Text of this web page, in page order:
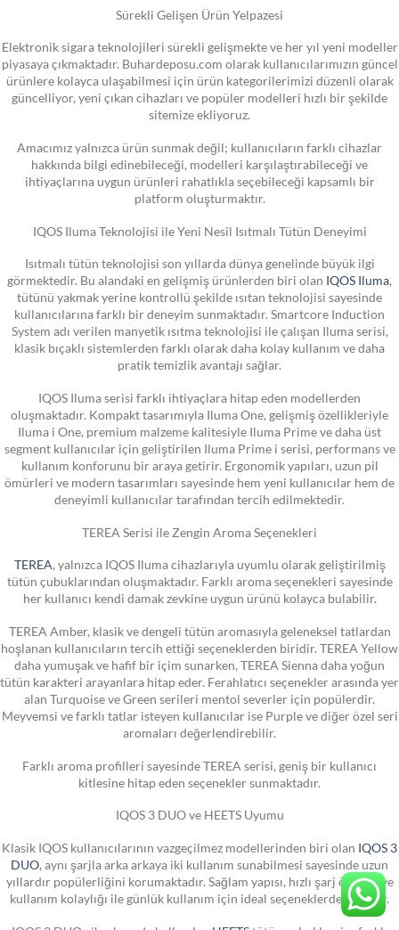
Sürekli Gelişen Ürün Yelpazesi
Elektronik sigara teknolojileri sürekli gelişmekte ve her yıl yeni modeller
piyasaya çıkmaktadır. Buhardeposu.com olarak kullanıcılarımızın güncel
ürünlere kolayca ulaşabilmesi için ürün kategorilerimizi düzenli olarak
güncelliyor, yeni çıkan cihazları ve popüler modelleri hızlı bir şekilde
sitemize ekliyoruz.
Amacımız yalnızca ürün sunmak değil; kullanıcıların farklı cihazlar
hakkında bilgi edinebileceği, modelleri karşılaştırabileceği ve
ihtiyaçlarına uygun ürünleri rahatlıkla seçebileceği kapsamlı bir
platform oluşturmaktır.
IQOS Iluma Teknolojisi ile Yeni Nesil Isıtmalı Tütün Deneyimi
Isıtmalı tütün teknolojisi son yıllarda dünya genelinde büyük ilgi
görmektedir. Bu alandaki en gelişmiş ürünlerden biri olan IQOS Iluma,
tütünü yakmak yerine kontrollü şekilde ısıtan teknolojisi sayesinde
kullanıcılarına farklı bir deneyim sunmaktadır. Smartcore Induction
System adı verilen manyetik ısıtma teknolojisi ile çalışan Iluma serisi,
klasik bıçaklı sistemlerden farklı olarak daha kolay kullanım ve daha
pratik temizlik avantajı sağlar.
IQOS Iluma serisi farklı ihtiyaçlara hitap eden modellerden
oluşmaktadır. Kompakt tasarımıyla Iluma One, gelişmiş özellikleriyle
Iluma i One, premium malzeme kalitesiyle Iluma Prime ve daha üst
segment kullanıcılar için geliştirilen Iluma Prime i serisi, performans ve
kullanım konforunu bir araya getirir. Ergonomik yapıları, uzun pil
ömürleri ve modern tasarımları sayesinde hem yeni kullanıcılar hem de
deneyimli kullanıcılar tarafından tercih edilmektedir.
TEREA Serisi ile Zengin Aroma Seçenekleri
TEREA, yalnızca IQOS Iluma cihazlarıyla uyumlu olarak geliştirilmiş
tütün çubuklarından oluşmaktadır. Farklı aroma seçenekleri sayesinde
her kullanıcı kendi damak zevkine uygun ürünü kolayca bulabilir.
TEREA Amber, klasik ve dengeli tütün aromasıyla geleneksel tatlardan
hoşlanan kullanıcıların tercih ettiği seçeneklerden biridir. TEREA Yellow
daha yumuşak ve hafif bir içim sunarken, TEREA Sienna daha yoğun
tütün karakteri arayanlara hitap eder. Ferahlatıcı seçenekler arasında yer
alan Turquoise ve Green serileri mentol severler için popülerdir.
Meyvemsi ve farklı tatlar isteyen kullanıcılar ise Purple ve diğer özel seri
aromaları değerlendirebilir.
Farklı aroma profilleri sayesinde TEREA serisi, geniş bir kullanıcı
kitlesine hitap eden seçenekler sunmaktadır.
IQOS 3 DUO ve HEETS Uyumu
Klasik IQOS kullanıcılarının vazgeçilmez modellerinden biri olan IQOS 3
DUO, aynı şarjla arka arkaya iki kullanım sunabilmesi sayesinde uzun
yıllardır popülerliğini korumaktadır. Sağlam yapısı, hızlı şarj özelliği ve
kullanım kolaylığı ile günlük kullanım için ideal seçeneklerden biridir.